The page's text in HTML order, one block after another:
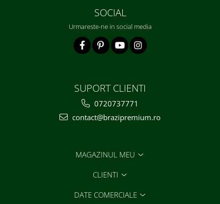
SOCIAL
Urmareste-ne in social media
SUPORT CLIENTI
0720737771
contact@brazipremium.ro
MAGAZINUL MEU
CLIENTI
DATE COMERCIALE